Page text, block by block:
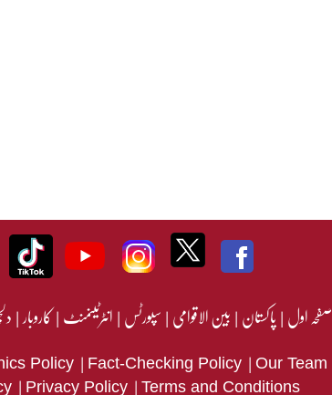
صفحہ اول|پاکستان|بین الاقوامی|سپورٹس|انٹرٹینمنٹ|کاروبار|
Policy | Fact-Checking Policy | Our Team
| Privacy Policy | Terms and Conditions